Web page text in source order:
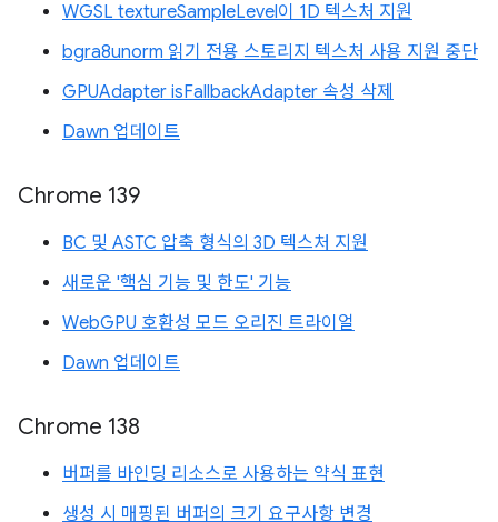
WGSL textureSampleLevel이 1D 텍스처 지원
bgra8unorm 읽기 전용 스토리지 텍스처 사용 지원 중단
GPUAdapter isFallbackAdapter 속성 삭제
Dawn 업데이트
Chrome 139
BC 및 ASTC 압축 형식의 3D 텍스처 지원
새로운 '핵심 기능 및 한도' 기능
WebGPU 호환성 모드 오리진 트라이얼
Dawn 업데이트
Chrome 138
버퍼를 바인딩 리소스로 사용하는 약식 표현
생성 시 매핑된 버퍼의 크기 요구사항 변경